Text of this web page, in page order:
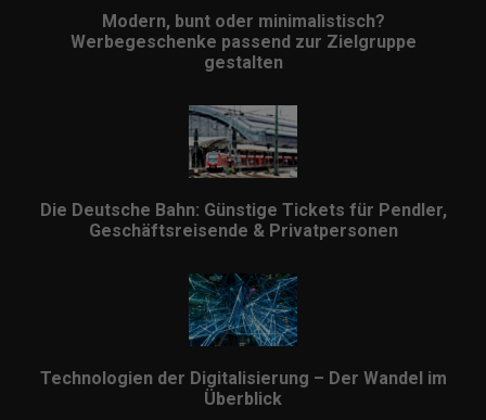
Modern, bunt oder minimalistisch?
Werbegeschenke passend zur Zielgruppe
gestalten
Die Deutsche Bahn: Günstige Tickets für Pendler,
Geschäftsreisende & Privatpersonen
Technologien der Digitalisierung – Der Wandel im
Überblick